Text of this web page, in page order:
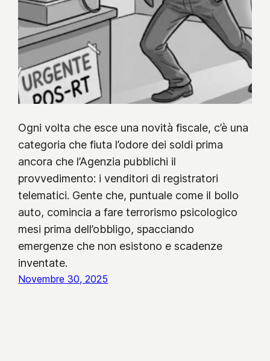
Ogni volta che esce una novità fiscale, c’è una
categoria che fiuta l’odore dei soldi prima
ancora che l’Agenzia pubblichi il
provvedimento: i venditori di registratori
telematici. Gente che, puntuale come il bollo
auto, comincia a fare terrorismo psicologico
mesi prima dell’obbligo, spacciando
emergenze che non esistono e scadenze
inventate.
Novembre 30, 2025